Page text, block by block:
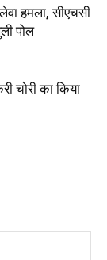
हमला, सीएचसी
पोल
चोरी का किया